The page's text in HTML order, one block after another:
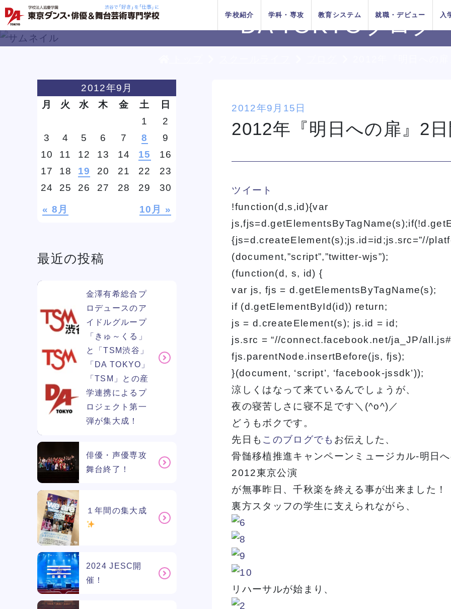
学校紹介
一覧を見る
私たちの目指す
施設紹介
DA TOKYOがお
約束する4つの
の違い
ソーシャルメデ
ィアツール
情報公開 スタッフ募集
リンク集
スタイル別 K-POPトリプルレッ
スン
河野駿介氏によるテーマパークダ
ンスレッスン
学科・専攻
一覧を見る
K-POP
ン進路選びサポート
スタイル別 K-POPトリプルレッ
スン
河野駿介氏によるテーマパークダ
ンスレッスン
教育システム
一覧を見る
企業プロジェク
Wメジャーカリ
キュラム
海外実学教育シ
スタイル別 K-POPトリプルレッ
スン
河野駿介氏によるテーマパークダ
ンスレッスン
就職・デビュー
一覧を見る
就職システム
デビューシステ
スペシャル対談
あなたの夢は何
ですか？
スタイル別 K-POPトリプルレッ
スン
河野駿介氏によるテーマパークダ
ンスレッスン
入
一覧を見る
一般入学
（日）出願
受付開始
推薦入学
（木）出願
受付開始
学費サポート
高等教育の修学
支援新制度
スタイル別 K-POPトリプルレッ
スン
河野駿介氏によるテーマパークダ
ンスレッスン
一覧を見る
年間イベントス
DA TOKYOの在
校生
ト
DA TOKYOブログ
金澤有希総合プ
ロデュースのア
イドルグループ
「きゅ～くる」
と「TSM渋
TOKYO」
「TSM」との
産学連携による
プロジェクト第
一弾が集大成！
俳優・声優専攻
舞台終了！
１年間の集大成
2024 JESC開
スタイル別 K-POPトリプルレッ
スン
河野駿介氏によるテーマパークダ
ンスレッスン
一覧を見る
保護者の方へ 留学生の方へ 高校の先生方へ
企業の方へ
スタイル別 K-POPトリプルレッ
スン
河野駿介氏によるテーマパークダ
ンスレッスン
DA TOKYOブログ
2012年9月15日
2012年『明日への扉』2
ツイート
!function(d,s,id){var
{js=d.createElement(s);js.id=id;js.src=”//
(document,”script”,”twitter-wjs”);
(function(d, s, id) {
var js, fjs = d.getElementsByTagName(s);
if (d.getElementById(id)) return;
js = d.createElement(s); js.id = id;
js.src = “//connect.facebook.net/ja_JP/
fjs.parentNode.insertBefore(js, fjs);
}(document, ‘script’, ‘facebook-jssdk’));
涼しくはなって来ているんでしょうが、
夜の寝苦しさに寝不足です＼(^o^)／
どうもボクです。
先日も このブログでも お伝えした、
骨髄移植推進キャンペーンミュージカル-明日
2012東京公演
が無事昨日、千秋楽を終える事が出来ました！
裏方スタッフの学生に支えられながら、
リハーサルが始まり、
2012年9月
月
火 水 木 金 土 日
« 8月 10月 »
1
2
3
4 5 6 7 8
9
10
11 12 13 14 15
16
17
18 19 20 21 22
23
24
25 26 27 28 29 30
最近の投稿
金澤有希総合プ
ロデュースのア
イドルグループ
「きゅ～くる」
と「TSM渋谷」
「DA TOKYO」
「TSM」との産
学連携によるプ
ロジェクト第一
弾が集大成！
俳優・声優専攻
舞台終了！
１年間の集大成
2024 JESC開
催！
ダンスプロフェッショナルレッスンDAY
イベント一覧を見る